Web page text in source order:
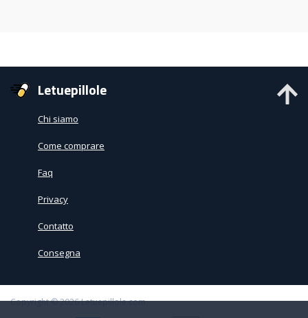
Letuepillole
Chi siamo
Come comprare
Faq
Privacy
Contatto
Consegna
Copyright © 2026Letuepillole.com